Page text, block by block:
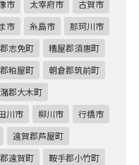
市 太宰府市
古賀市
市 糸島市
那珂川市
志免町
糟屋郡須惠町
粕屋町
朝倉郡筑前町
郡大木町
川市 柳川市
行橋市
遠賀郡芦屋町
遠賀町
鞍手郡小竹町